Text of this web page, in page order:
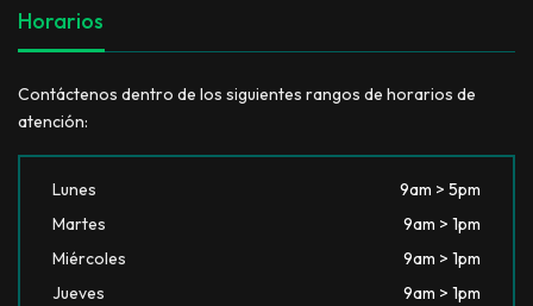
Horarios
Contáctenos dentro de los siguientes rangos de horarios de
atención:
Lunes
9am > 5pm
Martes
9am > 1pm
Miércoles
9am > 1pm
Jueves
9am > 1pm